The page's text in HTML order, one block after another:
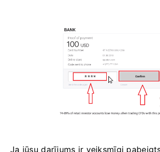
Ja jūsu darījums ir veiksmīgi